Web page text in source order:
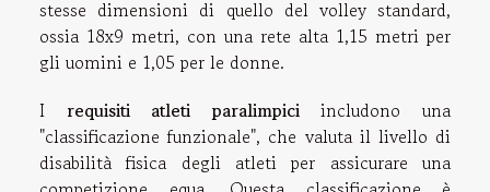
stesse dimensioni di quello del volley standard,
ossia 18x9 metri, con una rete alta 1,15 metri per
gli uomini e 1,05 per le donne.
I requisiti atleti paralimpiciincludono una
"classificazione funzionale", che valuta il livello di
disabilità fisica degli atleti per assicurare una